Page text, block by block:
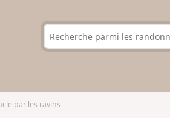
par les ravins